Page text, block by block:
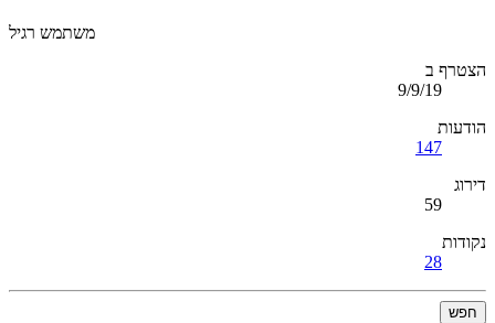
משתמש רגיל
הצטרף ב
9/9/19
הודעות
147
דירוג
59
נקודות
28
חפש